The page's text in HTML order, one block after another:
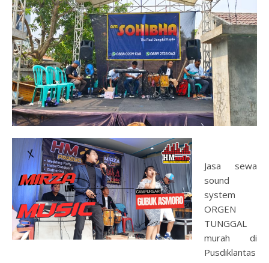
Jasa sewa
sound
system
ORGEN
TUNGGAL
murah di
Pusdiklantas